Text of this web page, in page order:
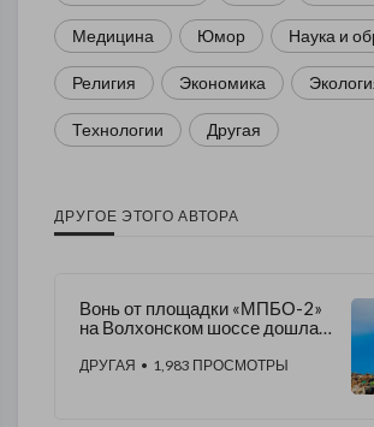
Медицина Юмор Наука и
Религия Экономика
Технологии Другая
ДРУГОЕ ЭТОГО АВТОРА
Вонь от площадки «МПБО-2»
на Волхонском шоссе дошла и
ДРУГАЯ • 1,983 ПРОСМОТРЫ